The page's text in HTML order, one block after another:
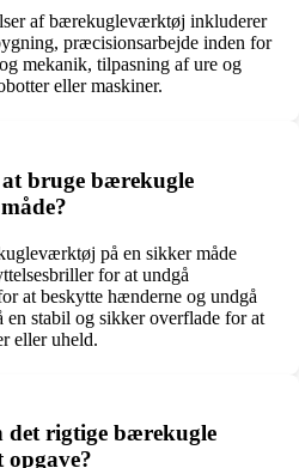
af bærekugleværktøj inkluderer
præcisionsarbejde inden for
mekanik, tilpasning af ure og
eller maskiner.
bruge bærekugle
på en sikker måde
for at undgå
at beskytte hænderne og undgå
stabil og sikker overflade for at
eller uheld.
rigtige bærekugle